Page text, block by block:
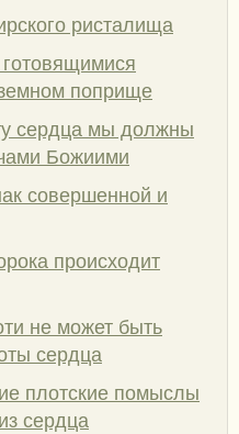
ристалища
поприще
сердца мы должны
Божиими
совершенной и
происходит
не может быть
сердца
плотские помыслы
сердца